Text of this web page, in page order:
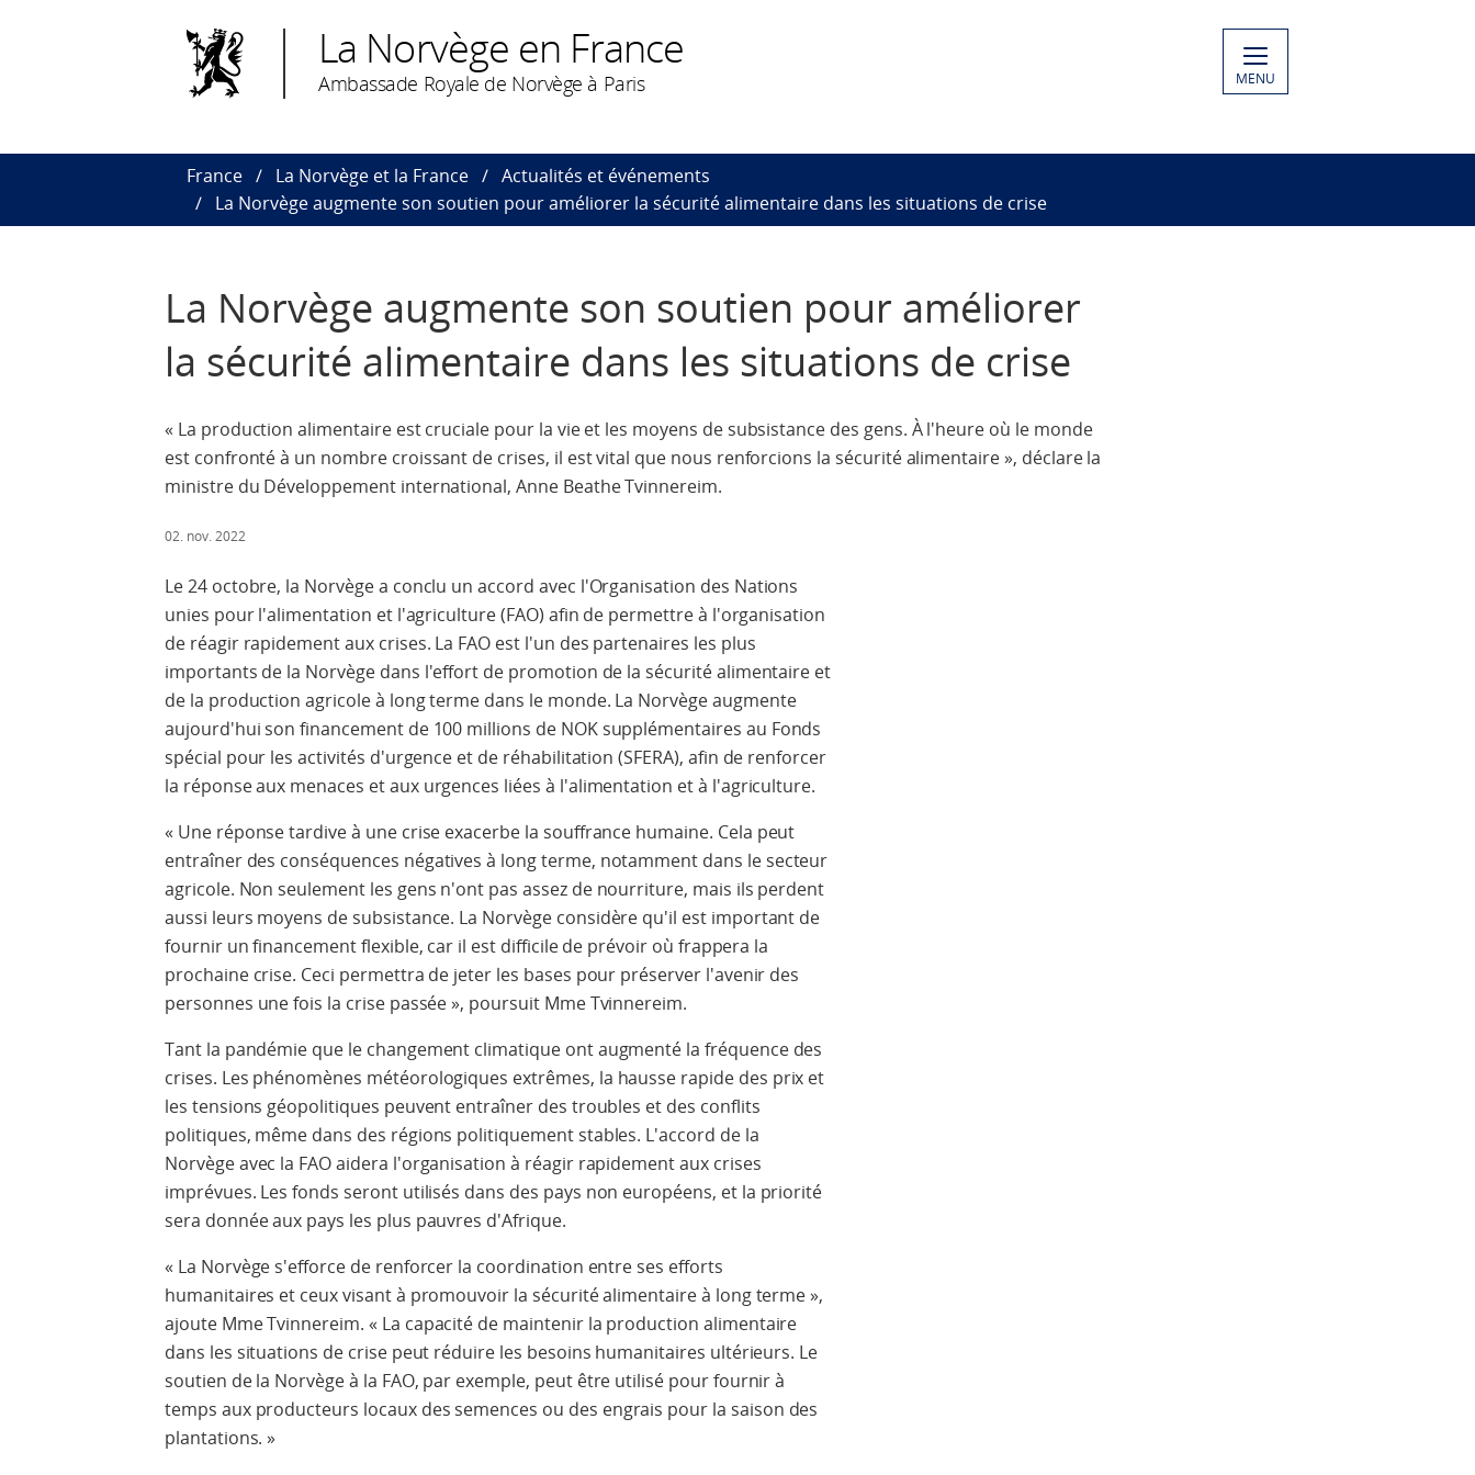
La Norvège en France
Ambassade Royale de Norvège à Paris MENU
France La Norvège et la France
Actualités et événements
La Norvège augmente son soutien pour améliorer la sécurité alimentaire dans les situations de crise
La Norvège augmente son soutien pour améliorer
la sécurité alimentaire dans les situations de crise
« La production alimentaire est cruciale pour la vie et les moyens de subsistance des gens. À l'heure où le monde
est confronté à un nombre croissant de crises, il est vital que nous renforcions la sécurité alimentaire », déclare la
ministre du Développement international, Anne Beathe Tvinnereim.
02. nov. 2022
Le 24 octobre, la Norvège a conclu un accord avec l'Organisation des Nations
unies pour l'alimentation et l'agriculture (FAO) afin de permettre à l'organisation
de réagir rapidement aux crises. La FAO est l'un des partenaires les plus
importants de la Norvège dans l'effort de promotion de la sécurité alimentaire et
de la production agricole à long terme dans le monde. La Norvège augmente
aujourd'hui son financement de 100 millions de NOK supplémentaires au Fonds
spécial pour les activités d'urgence et de réhabilitation (SFERA), afin de renforcer
la réponse aux menaces et aux urgences liées à l'alimentation et à l'agriculture.
« Une réponse tardive à une crise exacerbe la souffrance humaine. Cela peut
entraîner des conséquences négatives à long terme, notamment dans le secteur
agricole. Non seulement les gens n'ont pas assez de nourriture, mais ils perdent
aussi leurs moyens de subsistance. La Norvège considère qu'il est important de
fournir un financement flexible, car il est difficile de prévoir où frappera la
prochaine crise. Ceci permettra de jeter les bases pour préserver l'avenir des
personnes une fois la crise passée », poursuit Mme Tvinnereim.
Tant la pandémie que le changement climatique ont augmenté la fréquence des
crises. Les phénomènes météorologiques extrêmes, la hausse rapide des prix et
les tensions géopolitiques peuvent entraîner des troubles et des conflits
politiques, même dans des régions politiquement stables. L'accord de la
Norvège avec la FAO aidera l'organisation à réagir rapidement aux crises
imprévues. Les fonds seront utilisés dans des pays non européens, et la priorité
sera donnée aux pays les plus pauvres d'Afrique.
« La Norvège s'efforce de renforcer la coordination entre ses efforts
humanitaires et ceux visant à promouvoir la sécurité alimentaire à long terme »,
ajoute Mme Tvinnereim. « La capacité de maintenir la production alimentaire
dans les situations de crise peut réduire les besoins humanitaires ultérieurs. Le
soutien de la Norvège à la FAO, par exemple, peut être utilisé pour fournir à
temps aux producteurs locaux des semences ou des engrais pour la saison des
plantations. »